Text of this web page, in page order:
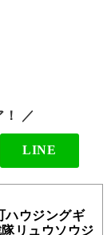
！ ／
LINE
ハウジングギ
リュウソウジ